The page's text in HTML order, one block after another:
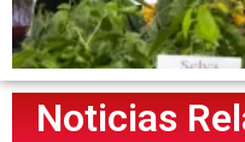
Noticias